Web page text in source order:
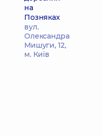
на
Позняках
вул.
Олександра
Мишуги, 12,
м. Київ